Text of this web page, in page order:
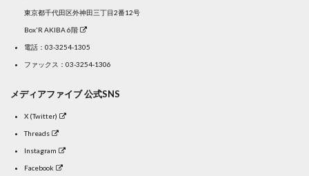
東京都千代田区外神田三丁目2番12号
Box'R AKIBA 6階
電話： 03-3254-1305
ファックス：03-3254-1306
メディアファイブ 公式SNS
X (Twitter)
Threads
Instagram
Facebook